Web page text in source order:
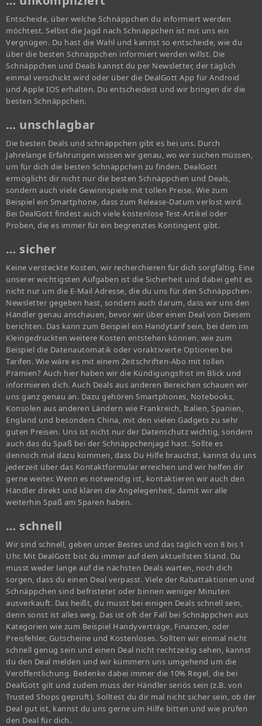
Entscheide, über welche Schnäppchen du informiert werden
möchtest. Selbst die Jagd nach Schnäppchen ist mit uns ein
Vergnügen. Du hast die Wahl und kannst so entscheide, wie du
über die besten Schnäppchen informiert werden willst. Die
Schnäppchen und Deals kannst du per Newsletter, der täglich
einmal verschickt wird oder über die DealGott App für Android
und Apple IOS erhalten. Du entscheidest und wir bringen dir die
besten Schnäppchen.
… unschlagbar
Die besten Deals und schnäppchen gibt es bei uns. Durch
Jahrelange Erfahrungen wissen wir genau, wo wir suchen müssen,
um für dich die besten Schnäppchen zu finden. DealGott
ermöglicht dir nicht nur die besten Schnäppchen und Deals,
sondern auch viele Gewinnspiele mit tollen Preise. Wie zum
Beispiel ein Smartphone, dass zum Release-Datum verlost wird.
Bei DealGott findest auch viele kostenlose Test-Artikel oder
Proben, die es immer für ein begrenztes Kontingent gibt.
… sicher
Keine versteckte Kosten, wir recherchieren für dich sorgfältig. Eine
unserer wichtigsten Aufgaben ist die Sicherheit und dabei geht es
nicht nur um die E-Mail Adresse, die du uns für den Schnäppchen-
Newsletter gegeben hast, sondern auch darum, dass wir uns den
Händler genau anschauen, bevor wir über einen Deal von Diesem
berichten. Das kann zum Beispiel ein Handytarif sein, bei dem im
Kleingedruckten weitere Kosten entstehen können, wie zum
Beispiel die Datenautomatik oder voraktivierte Optionen bei
Tarifen. Wie wäre es mit einem Zeitschriften-Abo mit tollen
Prämien? Auch hier haben wir die Kündigungsfrist im Blick und
informieren dich. Auch Deals aus anderen Bereichen schauen wir
uns ganz genau an. Dazu gehören Smartphones, Notebooks,
Konsolen aus anderen Ländern wie Frankreich, Italien, Spanien,
England und besonders China, mit den vielen Gadgets zu sehr
guten Preisen. Uns ist nicht nur der Datenschutz wichtig, sondern
auch das du Spaß bei der Schnäppchenjagd hast. Sollte es
dennoch mal dazu kommen, dass Du Hilfe brauchst, kannst du uns
jederzeit über das Kontaktformular erreichen und wir helfen dir
gerne weiter. Wenn es notwendig ist, kontaktieren wir auch den
Händler direkt und klären die Angelegenheit, damit wir alle
weiterhin Spaß am Sparen haben.
… schnell
Wir sind schnell, geben unser Bestes und das täglich von 8 bis 1
Uhr. Mit DealGott bist du immer auf dem aktuellsten Stand. Du
musst weder lange auf die nächsten Deals warten, noch dich
sorgen, dass du einen Deal verpasst. Viele der Rabattaktionen und
Schnäppchen sind befristetet oder binnen weniger Minuten
ausverkauft. Das heißt, du musst bei einigen Deals schnell sein,
denn sonst ist alles weg. Das ist oft der Fall bei Schnäppchen aus
Kategorien wie zum Beispiel Handyverträge, Finanzen, oder
Preisfehler, Gutscheine und Kostenloses. Sollten wir einmal nicht
schnell genug sein und einen Deal nicht rechtzeitig sehen, kannst
du den Deal melden und wir kümmern uns umgehend um die
Veröffentlichung. Bedenke dabei immer die 10% Regel, die bei
DealGott gilt und zudem muss der Händler seriös sein (z.B. von
Trusted Shops geprüft). Solltest du dir mal nicht sicher sein, ob der
Deal gut ist, kannst du uns gerne um Hilfe bitten und wie prüfen
den Deal für dich.